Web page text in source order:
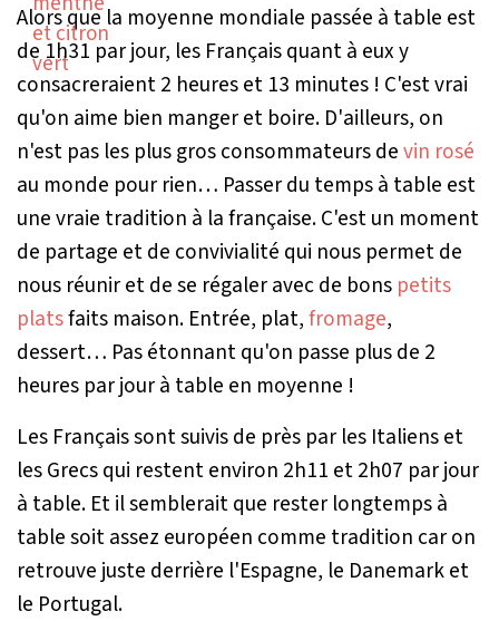
Alors que la moyenne mondiale passée à table est
de 1h31 par jour, les Français quant à eux y
consacreraient 2 heures et 13 minutes ! C'est vrai
qu'on aime bien manger et boire. D'ailleurs, on
n'est pas les plus gros consommateurs devin rosé
au monde pour rien… Passer du temps à table est
une vraie tradition à la française. C'est un moment
de partage et de convivialité qui nous permet de
nous réunir et de se régaler avec de bons petits
platsfaits maison. Entrée, plat,fromage,
dessert… Pas étonnant qu'on passe plus de 2
heures par jour à table en moyenne !
Les Français sont suivis de près par les Italiens et
les Grecs qui restent environ 2h11 et 2h07 par jour
à table. Et il semblerait que rester longtemps à
table soit assez européen comme tradition car on
retrouve juste derrière l'Espagne, le Danemark et
le Portugal.